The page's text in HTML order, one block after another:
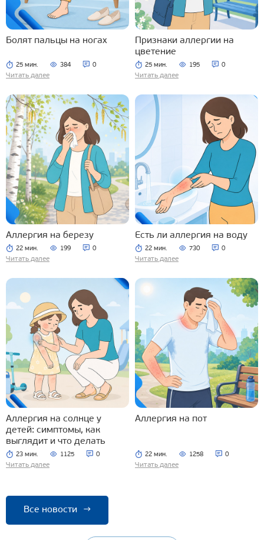
Болят пальцы на ногах
25 мин. 384 0
Читать далее
Признаки аллергии на
цветение
25 мин. 195 0
Читать далее
Аллергия на березу
22 мин. 199 0
Читать далее
Есть ли аллергия на воду
22 мин. 730 0
Читать далее
Аллергия на солнце у
детей: симптомы, как
выглядит и что делать
23 мин. 1125 0
Читать далее
Аллергия на пот
22 мин. 1258 0
Читать далее
Все новости →